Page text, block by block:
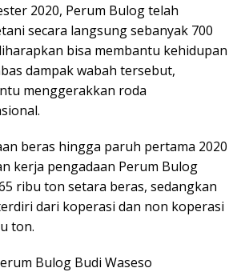
2020, Perum Bulog telah
secara langsung sebanyak 700
bisa membantu kehidupan
dampak wabah tersebut,
menggerakkan roda
beras hingga paruh pertama 2020
kerja pengadaan Perum Bulog
ribu ton setara beras, sedangkan
dari koperasi dan non koperasi
ton.
Bulog Budi Waseso